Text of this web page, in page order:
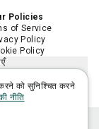
Policies
of Service
Policy
Policy
जानकारी का उपयोग
को सुनिश्चित करने
नीति